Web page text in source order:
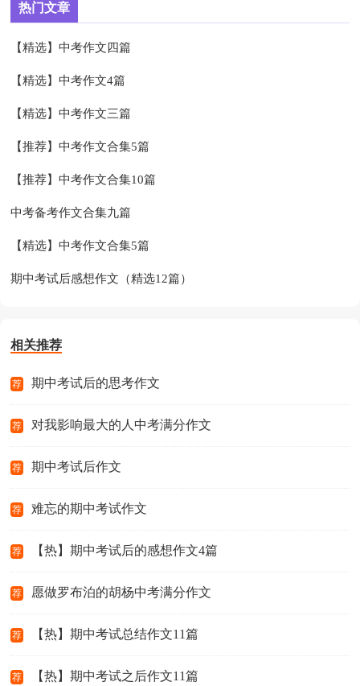
热门文章
【精选】中考作文四篇
【精选】中考作文4篇
【精选】中考作文三篇
【推荐】中考作文合集5篇
【推荐】中考作文合集10篇
中考备考作文合集九篇
【精选】中考作文合集5篇
期中考试后感想作文（精选12篇）
相关推荐
荐 期中考试后的思考作文
荐 对我影响最大的人中考满分作文
荐 期中考试后作文
荐 难忘的期中考试作文
荐 【热】期中考试后的感想作文4篇
荐 愿做罗布泊的胡杨中考满分作文
荐 【热】期中考试总结作文11篇
荐 【热】期中考试之后作文11篇